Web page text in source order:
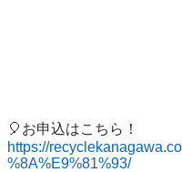
https://
%8A%E9%81%93/